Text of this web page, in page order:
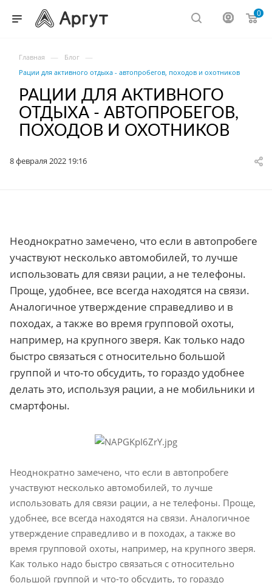
0
Главная — Блог —
Рации для активного отдыха - автопробегов, походов и охотников
РАЦИИ ДЛЯ АКТИВНОГО
ОТДЫХА - АВТОПРОБЕГОВ,
ПОХОДОВ И ОХОТНИКОВ
8 февраля 2022 19:16
Неоднократно замечено, что если в автопробеге
участвуют несколько автомобилей, то лучше
использовать для связи рации, а не телефоны.
Проще, удобнее, все всегда находятся на связи.
Аналогичное утверждение справедливо и в
походах, а также во время групповой охоты,
например, на крупного зверя. Как только надо
быстро связаться с относительно большой
группой и что-то обсудить, то гораздо удобнее
делать это, используя рации, а не мобильники и
смартфоны.
Неоднократно замечено, что если в автопробеге
участвуют несколько автомобилей, то лучше
использовать для связи рации, а не телефоны. Проще,
удобнее, все всегда находятся на связи. Аналогичное
утверждение справедливо и в походах, а также во
время групповой охоты, например, на крупного зверя.
Как только надо быстро связаться с относительно
большой группой и что-то обсудить, то гораздо